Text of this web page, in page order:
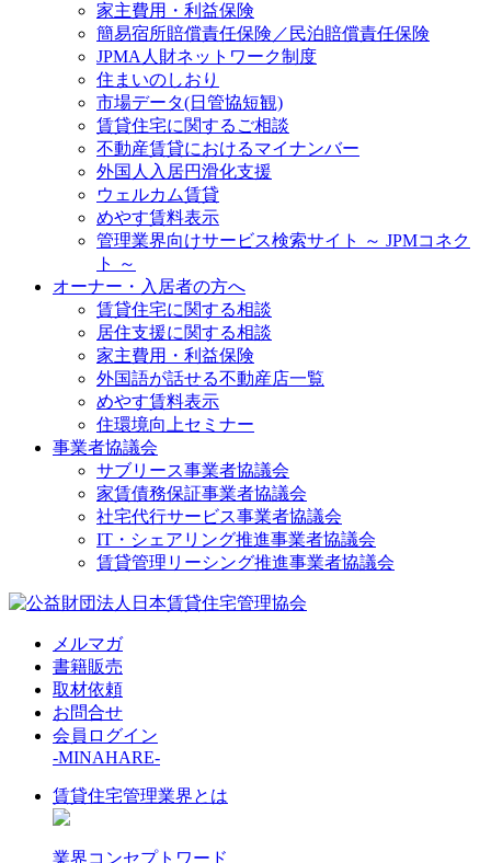
家主費用・利益保険
簡易宿所賠償責任保険／民泊賠償責任保険
JPMA人財ネットワーク制度
住まいのしおり
市場データ(日管協短観)
賃貸住宅に関するご相談
不動産賃貸におけるマイナンバー
外国人入居円滑化支援
ウェルカム賃貸
めやす賃料表示
管理業界向けサービス検索サイト ～ JPMコネク
ト ～
オーナー・入居者の方へ
賃貸住宅に関する相談
居住支援に関する相談
家主費用・利益保険
外国語が話せる不動産店一覧
めやす賃料表示
住環境向上セミナー
事業者協議会
サブリース事業者協議会
家賃債務保証事業者協議会
社宅代行サービス事業者協議会
IT・シェアリング推進事業者協議会
賃貸管理リーシング推進事業者協議会
メルマガ
書籍販売
取材依頼
お問合せ
会員ログイン
-MINAHARE-
賃貸住宅管理業界とは
業界コンセプトワード